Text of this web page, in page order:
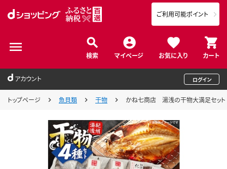
検索 マイページ お気に入り カート
ご利用可能ポイント
アカウント ログイン
トップページ 魚貝類 干物 かね七商店 湯浅の干物大満足セット